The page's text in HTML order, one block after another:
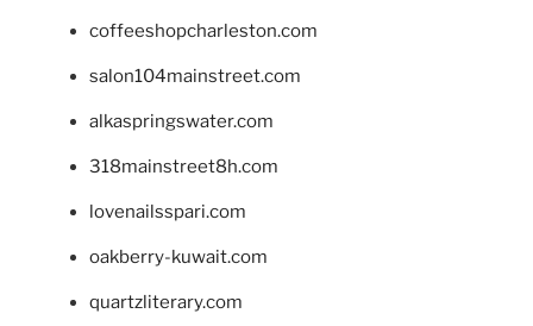
coffeeshopcharleston.com
salon104mainstreet.com
alkaspringswater.com
318mainstreet8h.com
lovenailsspari.com
oakberry-kuwait.com
quartzliterary.com